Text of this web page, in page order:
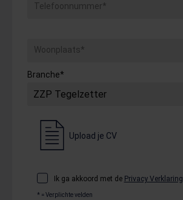
Telefoonnummer*
Woonplaats*
Branche*
Upload je CV
Ik ga akkoord met de Privacy Verklaring
* = Verplichte velden